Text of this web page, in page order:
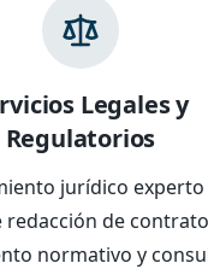
Legales y
Regulatorios
jurídico
redacción de
normativo y